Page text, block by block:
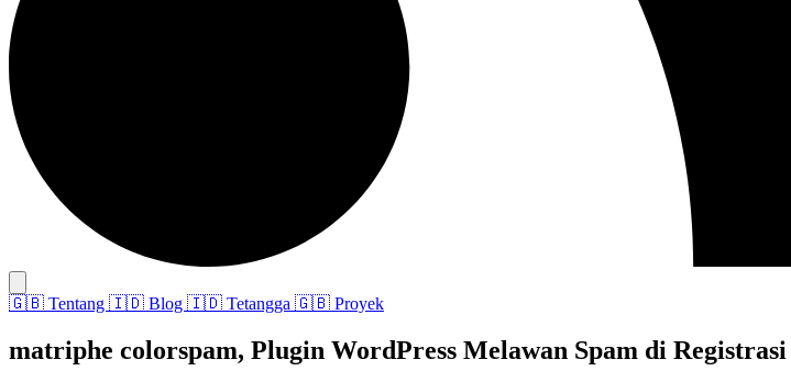
🇬🇧 Tentang 🇮🇩 Blog 🇮🇩 Tetangga 🇬🇧 Proyek
matriphe colorspam, Plugin WordPress Melawan Spam di Registrasi